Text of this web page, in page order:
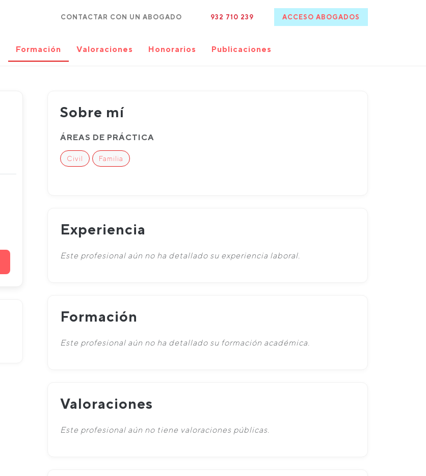
CONTACTAR CON UN ABOGADO 932 710 239 ACCESO ABOGADOS
Formación Valoraciones Honorarios Publicaciones
Sobre mí
ÁREAS DE PRÁCTICA
Civil Familia
Experiencia
Este profesional aún no ha detallado su experiencia laboral.
Formación
Este profesional aún no ha detallado su formación académica.
Valoraciones
Este profesional aún no tiene valoraciones públicas.